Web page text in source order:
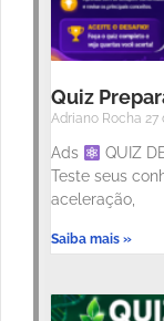
Quiz
Adriano Rocha 27
Ads
QUIZ
Teste seus
aceleração,
Saiba mais »